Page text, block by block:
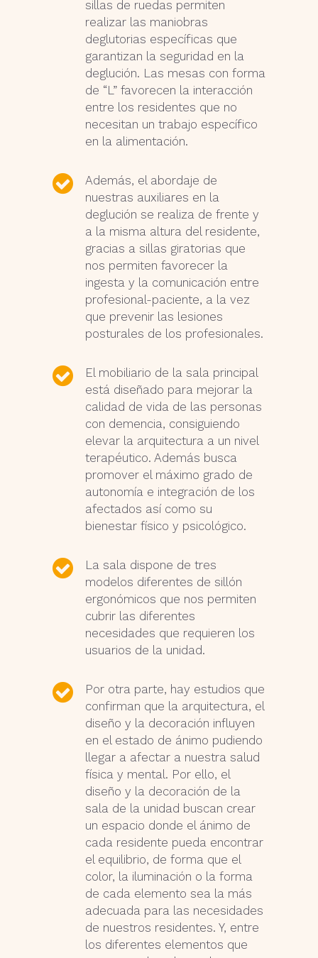
sillas de ruedas permiten
realizar las maniobras
deglutorias específicas que
garantizan la seguridad en la
deglución. Las mesas con forma
de “L” favorecen la interacción
entre los residentes que no
necesitan un trabajo específico
en la alimentación.
Además, el abordaje de
nuestras auxiliares en la
deglución se realiza de frente y
a la misma altura del residente,
gracias a sillas giratorias que
nos permiten favorecer la
ingesta y la comunicación entre
profesional-paciente, a la vez
que prevenir las lesiones
posturales de los profesionales.
El mobiliario de la sala principal
está diseñado para mejorar la
calidad de vida de las personas
con demencia, consiguiendo
elevar la arquitectura a un nivel
terapéutico. Además busca
promover el máximo grado de
autonomía e integración de los
afectados así como su
bienestar físico y psicológico.
La sala dispone de tres
modelos diferentes de sillón
ergonómicos que nos permiten
cubrir las diferentes
necesidades que requieren los
usuarios de la unidad.
Por otra parte, hay estudios que
confirman que la arquitectura, el
diseño y la decoración influyen
en el estado de ánimo pudiendo
llegar a afectar a nuestra salud
física y mental. Por ello, el
diseño y la decoración de la
sala de la unidad buscan crear
un espacio donde el ánimo de
cada residente pueda encontrar
el equilibrio, de forma que el
color, la iluminación o la forma
de cada elemento sea la más
adecuada para las necesidades
de nuestros residentes. Y, entre
los diferentes elementos que